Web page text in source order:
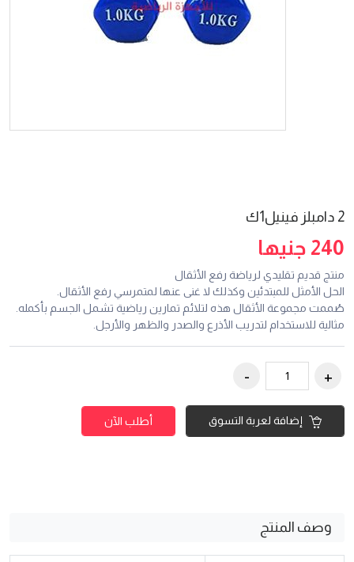
2 دامبلز فينيل1ك
240 جنيها
منتج قديم تقليدي لرياضة رفع الأثقال
الحل الأمثل للمبتدئين وكذلك لا غنى عنها لمتمرسي رفع الأثقال.
صُممت مجموعة الأثقال هذه لتلائم تمارين رياضية تشمل الجسم بأكمله.
مثالية للاستخدام لتدريب الأذرع والصدر والظهر والأرجل.
إضافة لعربة التسوق أطلب الآن
وصف المنتج